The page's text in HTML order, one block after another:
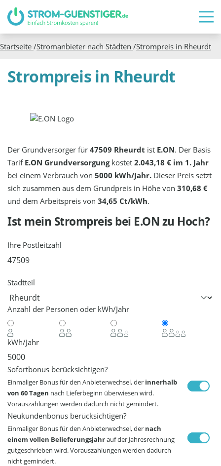
Startseite /Stromanbieter nach Städten /Strompreis in Rheurdt
Strompreis in Rheurdt
Der Grundversorger für47509 Rheurdt ist E.ON. Der Basis
Tarif E.ON Grundversorgungkostet2.043,18 € im 1. Jahr
bei einem Verbrauch von5000 kWh/Jahr. Dieser Preis setzt
sich zusammen aus dem Grundpreis in Höhe von310,68 €
und dem Arbeitspreis von34,65 Ct/kWh.
Ist mein Strompreis bei E.ONzu Hoch?
Ihre Postleitzahl
Stadtteil
Anzahl der Personen oder kWh/Jahr
kWh/Jahr
Sofortbonus berücksichtigen?
Einmaliger Bonus für den Anbieterwechsel, der innerhalb
von 60 Tagen nach Lieferbeginn überwiesen wird.
Vorauszahlungen werden dadurch nicht gemindert.
Neukundenbonus berücksichtigen?
Einmaliger Bonus für den Anbieterwechsel, der nach
einem vollen Belieferungsjahrauf der Jahresrechnung
gutgeschrieben wird. Vorauszahlungen werden dadurch
nicht gemindert.